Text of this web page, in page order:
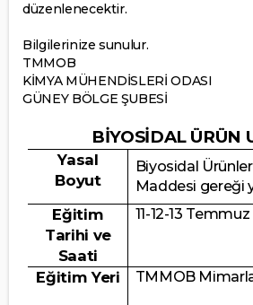
düzenlenecektir.
Bilgilerinize sunulur.
TMMOB
KİMYA MÜHENDİSLERİ ODASI
GÜNEY BÖLGE ŞUBESİ
BİYOSİDAL ÜRÜN
Yasal
Boyut
Biyosidal
Maddesi gereği
Eğitim
Tarihi ve
Saati
11-12-13
Eğitim Yeri TMMOB